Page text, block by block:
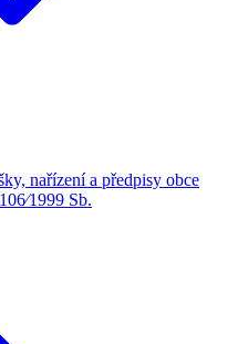
nařízení a předpisy obce
Sb.